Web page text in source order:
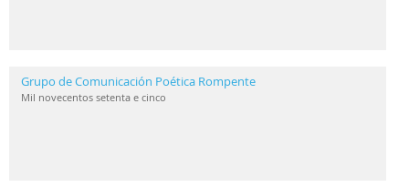
Grupo de Comunicación Poética Rompente
Mil novecentos setenta e cinco